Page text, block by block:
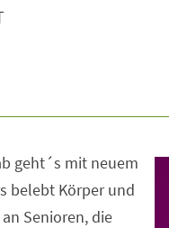
geht´s mit neuem
belebt Körper und
Senioren, die